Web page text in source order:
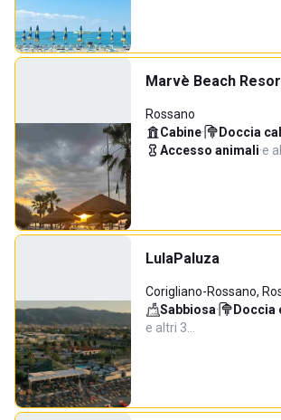
Marvè Beach
Rossano
Cabine· Doccia
Accesso animali·e
LulaPaluza
Corigliano-Rossano,
Sabbiosa· Doccia
e altri 3…